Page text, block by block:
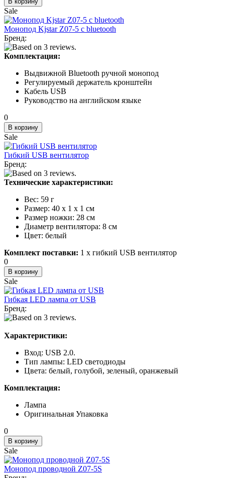
Sale
Монопод Kjstar Z07-5 с bluetooth
Бренд:
Комплектация:
Выдвижной Bluetooth ручной монопод
Регулируемый держатель кронштейн
Кабель USB
Руководство на английском языке
0
Sale
Гибкий USB вентилятор
Бренд:
Технические характеристики:
Вес: 59 г
Размер: 40 х 1 х 1 см
Размер ножки: 28 см
Диаметр вентилятора: 8 см
Цвет: белый
Комплект поставки: 1 х гибкий USB вентилятор
0
Sale
Гибкая LED лампа от USB
Бренд:
Характеристики:
Вход: USB 2.0.
Тип лампы: LED светодиоды
Цвета: белый, голубой, зеленый, оранжевый
Комплектация:
Лампа
Оригинальная Упаковка
0
Sale
Монопод проводной Z07-5S